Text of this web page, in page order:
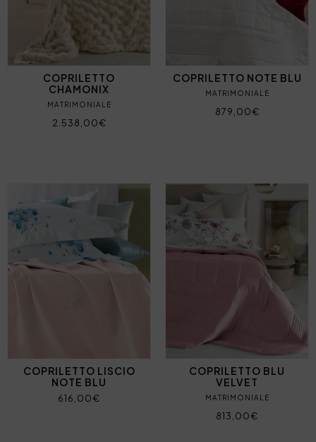
COPRILETTO
CHAMONIX
MATRIMONIALE
2.538,00€
COPRILETTO NOTE BLU
MATRIMONIALE
879,00€
COPRILETTO LISCIO
NOTE BLU
616,00€
COPRILETTO BLU
VELVET
MATRIMONIALE
813,00€